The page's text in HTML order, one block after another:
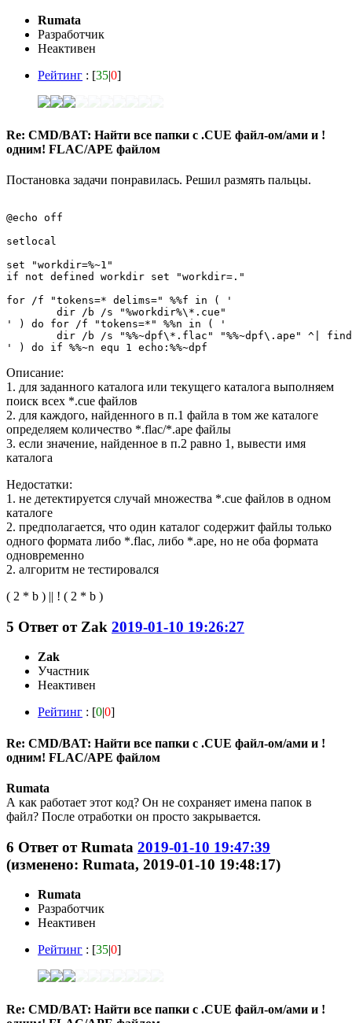
Rumata
Разработчик
Неактивен
Рейтинг : [35|0]
Re: CMD/BAT: Найти все папки с .CUE файл-ом/ами и !
одним! FLAC/APE файлом
Постановка задачи понравилась. Решил размять пальцы.
@echo off
setlocal
set "workdir=%~1"
if not defined workdir set "workdir=."
for /f "tokens=* delims=" %%f in ( '
' ) do for /f "tokens=*" %%n in ( '
Описание:
1. для заданного каталога или текущего каталога выполняем
поиск всех *.cue файлов
2. для каждого, найденного в п.1 файла в том же каталоге
определяем количество *.flac/*.ape файлы
3. если значение, найденное в п.2 равно 1, вывести имя
каталога
Недостатки:
1. не детектируется случай множества *.cue файлов в одном
каталоге
2. предполагается, что один каталог содержит файлы только
одного формата либо *.flac, либо *.ape, но не оба формата
одновременно
2. алгоритм не тестировался
( 2 * b ) || ! ( 2 * b )
5 Ответ от Zak 2019-01-10 19:26:27
Zak
Участник
Неактивен
Рейтинг : [0|0]
Re: CMD/BAT: Найти все папки с .CUE файл-ом/ами и !
одним! FLAC/APE файлом
Rumata
А как работает этот код? Он не сохраняет имена папок в
файл? После отработки он просто закрывается.
6 Ответ отRumata 2019-01-10 19:47:39
(изменено: Rumata, 2019-01-10 19:48:17)
Rumata
Разработчик
Неактивен
Рейтинг : [35|0]
Re: CMD/BAT: Найти все папки с .CUE файл-ом/ами и !